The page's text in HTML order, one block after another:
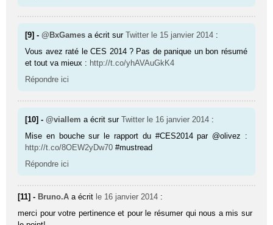
[9] -@BxGames a écrit surTwitter le 15 janvier 2014 :
Vous avez raté le CES 2014 ? Pas de panique un bon résumé
et tout va mieux : http://t.co/yhAVAuGkK4
Répondre ici
[10] -@viallem a écrit surTwitter le 16 janvier 2014 :
Mise en bouche sur le rapport du #CES2014 par @olivez :
http://t.co/8OEW2yDw70 #mustread
Répondre ici
[11] - Bruno.A a écrit le 16 janvier 2014 :
merci pour votre pertinence et pour le résumer qui nous a mis sur